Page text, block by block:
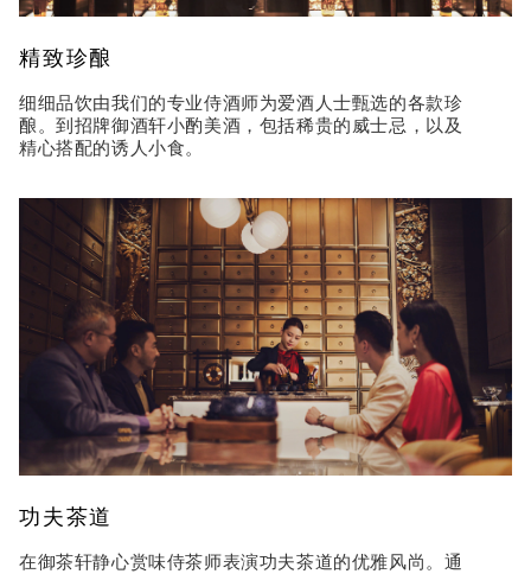
精致珍酿
细细品饮由我们的专业侍酒师为爱酒人士甄选的各款珍
酿。到招牌御酒轩小酌美酒，包括稀贵的威士忌，以及
精心搭配的诱人小食。
功夫茶道
在御茶轩静心赏味侍茶师表演功夫茶道的优雅风尚。通